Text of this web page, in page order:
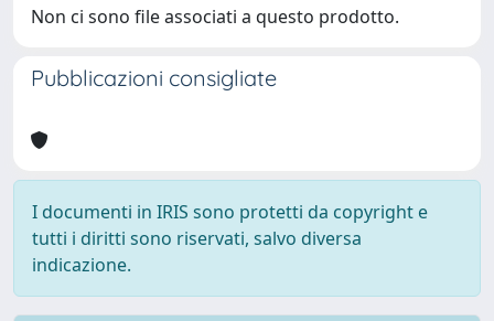
Non ci sono file associati a questo prodotto.
Pubblicazioni consigliate
I documenti in IRIS sono protetti da copyright e
tutti i diritti sono riservati, salvo diversa
indicazione.